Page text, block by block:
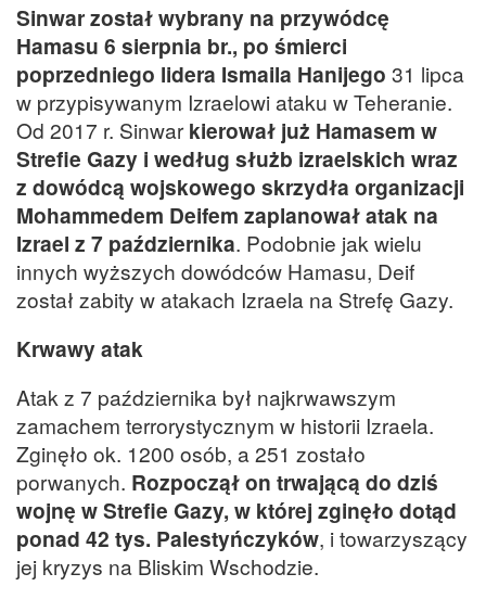
Sinwar został wybrany na przywódcę
Hamasu 6 sierpnia br., po śmierci
poprzedniego lidera Ismaila Hanijego 31 lipca
w przypisywanym Izraelowi ataku w Teheranie.
Od 2017 r. Sinwarkierował już Hamasem w
Strefie Gazy i według służb izraelskich wraz
z dowódcą wojskowego skrzydła organizacji
Mohammedem Deifem zaplanował atak na
Izrael z 7 października. Podobnie jak wielu
innych wyższych dowódców Hamasu, Deif
został zabity w atakach Izraela na Strefę Gazy.
Krwawy atak
Atak z 7 października był najkrwawszym
zamachem terrorystycznym w historii Izraela.
Zginęło ok. 1200 osób, a 251 zostało
porwanych. Rozpoczął on trwającą do dziś
wojnę w Strefie Gazy, w której zginęło dotąd
ponad 42 tys. Palestyńczyków, i towarzyszący
jej kryzys na Bliskim Wschodzie.